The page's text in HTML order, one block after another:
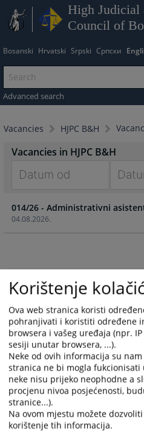
High Judicial
Council of
Bosanski Hrvatski Srpski Српски
Advanced search
Vacancies HJPC B&H
Vacancies in HJPC B&H
forward
to
interact
and
a
date.
Press
the
question
mark
key
to
get
and
a
date.
Press
the
mark
key
to
04.08.2026.
014/26 - Administrativni
Korištenje
Ova web stranica koristi
pohranjivati i koristiti određene
browsera i vašeg uređaja (npr.
sesiji unutar browsera, ...).
Neke od ovih informacija su
stranica ne bi mogla fukcionisati
neke nisu prijeko neophodne a
procjenu nivoa posjećenosti,
stranice...).
Na ovom mjestu možete
korištenje tih informacija.